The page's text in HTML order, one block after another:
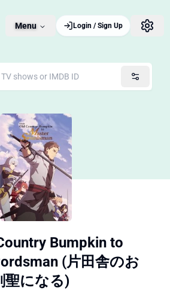
Menu Login / Sign Up
Bumpkin to
(片田舎のお
聖になる)